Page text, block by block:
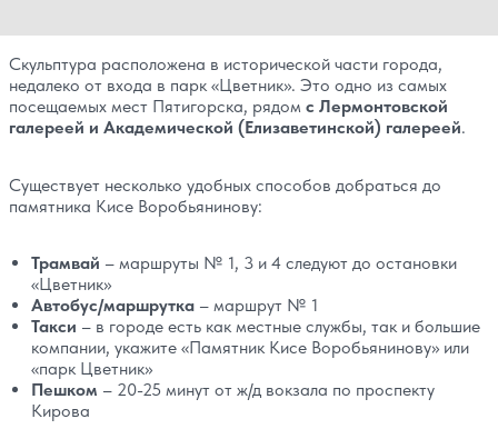
Скульптура расположена в исторической части города,
недалеко от входа в парк «Цветник». Это одно из самых
посещаемых мест Пятигорска, рядом с Лермонтовской
галереей и Академической (Елизаветинской) галереей.
Существует несколько удобных способов добраться до
памятника Кисе Воробьянинову:
Трамвай – маршруты № 1, 3 и 4 следуют до остановки
«Цветник»
Автобус/маршрутка – маршрут № 1
Такси – в городе есть как местные службы, так и большие
компании, укажите «Памятник Кисе Воробьянинову» или
«парк Цветник»
Пешком – 20-25 минут от ж/д вокзала по проспекту
Кирова